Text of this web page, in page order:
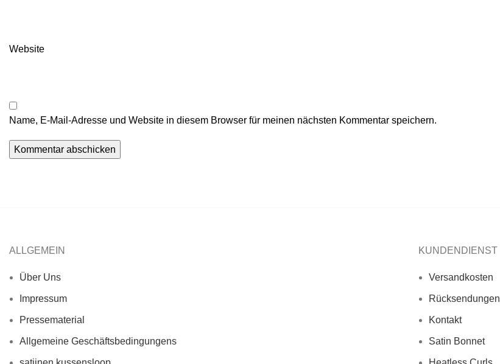
Website
Name, E-Mail-Adresse und Website in diesem Browser für meinen nächsten Kommentar speichern.
ALLGEMEIN
Über Uns
Impressum
Pressematerial
Allgemeine Geschäftsbedingungens
KUNDENDIENST
Versandkosten
Rücksendungen
Kontakt
Satin Bonnet